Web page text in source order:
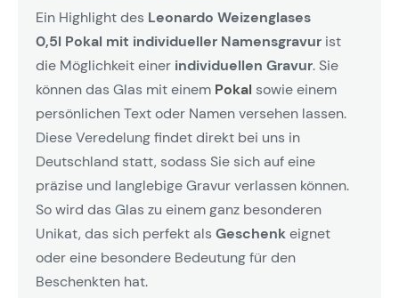
Ein Highlight des Leonardo Weizenglases
0,5l Pokal mit individueller Namensgravur ist
die Möglichkeit einer individuellen Gravur. Sie
können das Glas mit einem Pokal sowie einem
persönlichen Text oder Namen versehen lassen.
Diese Veredelung findet direkt bei uns in
Deutschland statt, sodass Sie sich auf eine
präzise und langlebige Gravur verlassen können.
So wird das Glas zu einem ganz besonderen
Unikat, das sich perfekt als Geschenkeignet
oder eine besondere Bedeutung für den
Beschenkten hat.